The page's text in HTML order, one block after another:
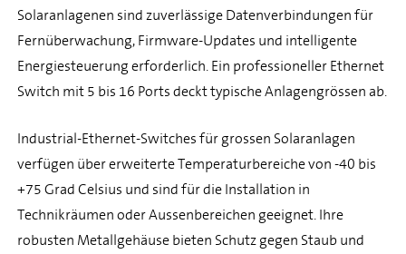
Solaranlagenen sind zuverlässige Datenverbindungen für
Fernüberwachung, Firmware-Updates und intelligente
Energiesteuerung erforderlich. Ein professioneller Ethernet
Switch mit 5 bis 16 Ports deckt typische Anlagengrössen ab.
Industrial-Ethernet-Switches für grossen Solaranlagen
verfügen über erweiterte Temperaturbereiche von -40 bis
+75 Grad Celsius und sind für die Installation in
Technikräumen oder Aussenbereichen geeignet. Ihre
robusten Metallgehäuse bieten Schutz gegen Staub und